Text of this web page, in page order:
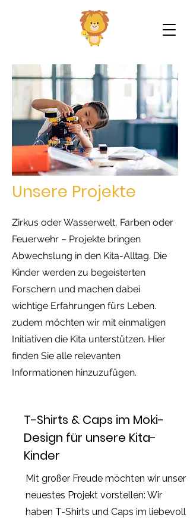
Unsere Projekte
Zirkus oder Wasserwelt, Farben oder
Feuerwehr – Projekte bringen
Abwechslung in den Kita-Alltag. Die
Kinder werden zu begeisterten
Forschern und machen dabei
wichtige Erfahrungen fürs Leben.
zudem möchten wir mit einmaligen
Initiativen die Kita unterstützen. Hier
finden Sie alle relevanten
Informationen hinzuzufügen.
T-Shirts & Caps im Moki-
Design für unsere Kita-
Kinder
Mit großer Freude möchten wir unser
neuestes Projekt vorstellen: Wir
haben T-Shirts und Caps im liebevoll